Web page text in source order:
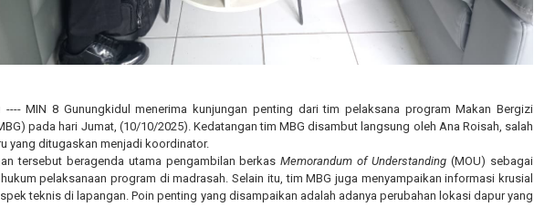
---- MIN 8 Gunungkidul menerima kunjungan penting dari tim pelaksana program Makan Bergizi
pada hari Jumat, (10/10/2025). Kedatangan tim MBG disambut langsung oleh Ana Roisah, salah
yang ditugaskan menjadi koordinator.
tersebut beragenda utama pengambilan berkasMemorandum of Understanding (MOU) sebagai
pelaksanaan program di madrasah. Selain itu, tim MBG juga menyampaikan informasi krusial
teknis di lapangan. Poin penting yang disampaikan adalah adanya perubahan lokasi dapur yang